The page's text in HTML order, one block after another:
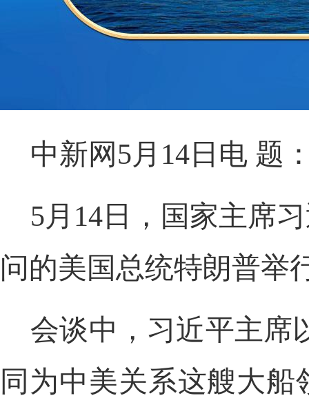
中新网5月14日电 题
5月14日，国家主席
问的美国总统特朗普举
会谈中，习近平主席
同为中美关系这艘大船